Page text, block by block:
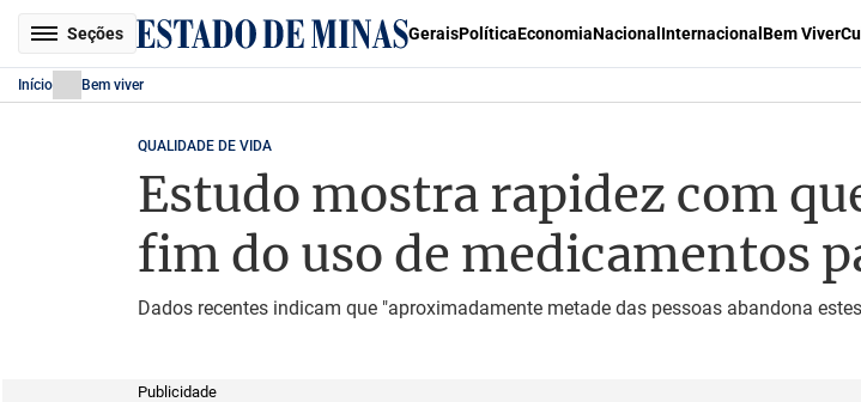
Seções GeraisPolíticaEconomiaNacional Internacional Bem Viver
Início Bem viver
QUALIDADE DE VIDA
Estudo mostra rapidez com
fim do uso de medicamentos
Dados recentes indicam que "aproximadamente metade das pessoas abandona
Publicidade